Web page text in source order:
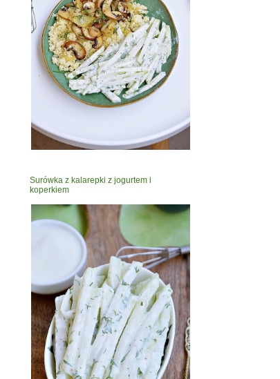
Surówka z kalarepki z jogurtem i
koperkiem